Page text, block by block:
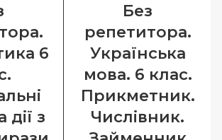
6
дії з
Без
репетитора.
Українська
мова. 6 клас.
Прикметник.
Числівник.